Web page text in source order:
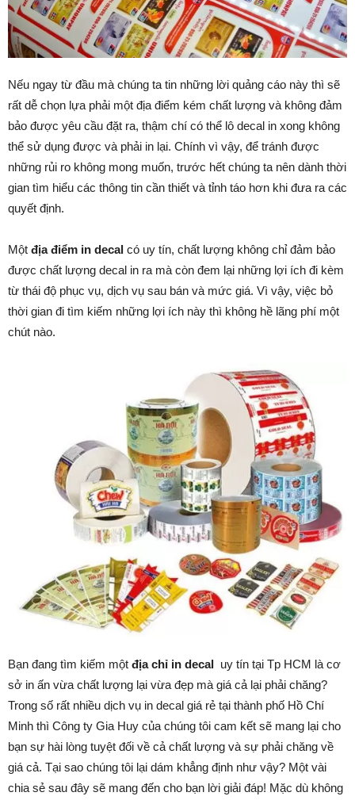
Nếu ngay từ đầu mà chúng ta tin những lời quảng cáo này thì sẽ
rất dễ chọn lựa phải một địa điểm kém chất lượng và không đảm
bảo được yêu cầu đặt ra, thậm chí có thể lô decal in xong không
thể sử dụng được và phải in lại. Chính vì vậy, để tránh được
những rủi ro không mong muốn, trước hết chúng ta nên dành thời
gian tìm hiểu các thông tin cần thiết và tỉnh táo hơn khi đưa ra các
quyết định.
Một địa điểm in decal có uy tín, chất lượng không chỉ đảm bảo
được chất lượng decal in ra mà còn đem lại những lợi ích đi kèm
từ thái độ phục vụ, dịch vụ sau bán và mức giá. Vì vậy, việc bỏ
thời gian đi tìm kiếm những lợi ích này thì không hề lãng phí một
chút nào.
Bạn đang tìm kiếm một địa chỉ in decal uy tín tại Tp HCM là cơ
sở in ấn vừa chất lượng lại vừa đẹp mà giá cả lại phải chăng?
Trong số rất nhiều dịch vụ in decal giá rẻ tại thành phố Hồ Chí
Minh thì Công ty Gia Huy của chúng tôi cam kết sẽ mang lại cho
bạn sự hài lòng tuyệt đối về cả chất lượng và sự phải chăng về
giá cả. Tại sao chúng tôi lại dám khẳng định như vậy? Một vài
chia sẻ sau đây sẽ mang đến cho bạn lời giải đáp! Mặc dù không